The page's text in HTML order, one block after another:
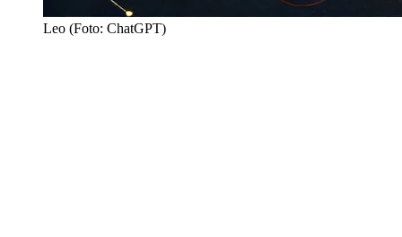
Leo (Foto: ChatGPT)